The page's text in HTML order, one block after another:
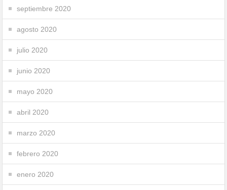
septiembre 2020
agosto 2020
julio 2020
junio 2020
mayo 2020
abril 2020
marzo 2020
febrero 2020
enero 2020